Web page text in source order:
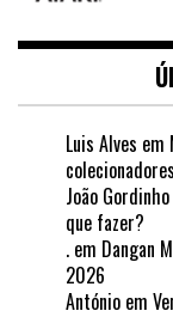
Luis Alves em
João Gordinho
que fazer?
. em Dangan
2026
António em